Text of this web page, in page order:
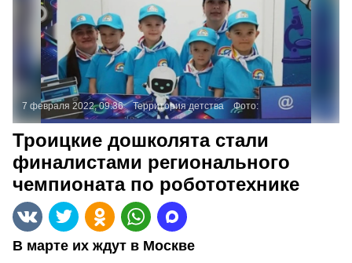
7 февраля 2022, 09:36 Территория детства Фото:
Троицкие дошколята стали
финалистами регионального
чемпионата по робототехнике
В марте их ждут в Москве